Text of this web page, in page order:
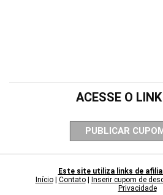
ACESSE O
PUBLICAR
Este site utiliza links de
Início| Contato| Inserir cupom de
Privacidade